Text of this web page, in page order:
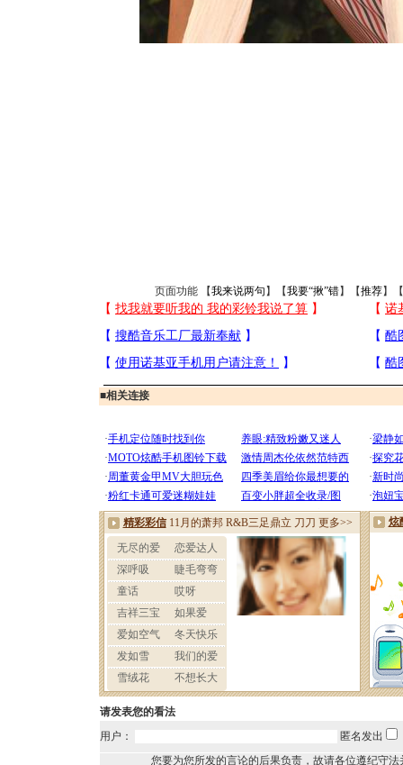
页面功能 【我来说两句 】【我要“揪”错】【推荐】
■相关连接
请发表您的看法
用户：
匿名发出
您要为您所发的言论的后果负责，故请各位遵纪守